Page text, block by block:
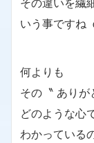
その違いを繊
いう事ですね
何よりも
その〝 ありが
どのような心
わかっている